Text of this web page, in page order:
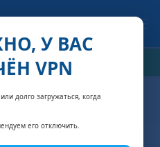
У ВАС
VPN
долго загружаться, когда
его отключить.
в Крыму: гора-хранитель